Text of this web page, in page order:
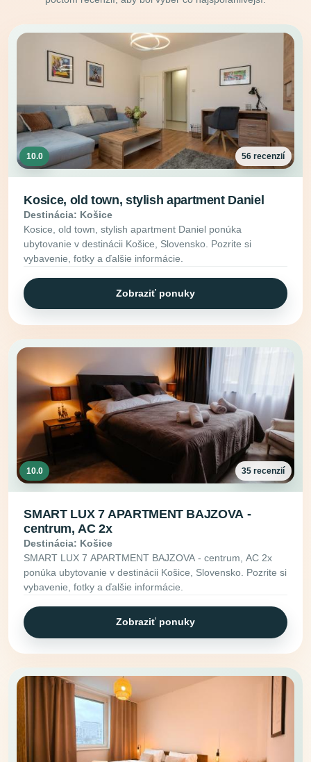
10.0 56 recenzií
Kosice, old town, stylish apartment Daniel
Destinácia: Košice
Kosice, old town, stylish apartment Daniel ponúka
ubytovanie v destinácii Košice, Slovensko. Pozrite si
vybavenie, fotky a ďalšie informácie.
Zobraziť ponuky
10.0 35 recenzií
SMART LUX 7 APARTMENT BAJZOVA -
centrum, AC 2x
Destinácia: Košice
SMART LUX 7 APARTMENT BAJZOVA - centrum, AC 2x
ponúka ubytovanie v destinácii Košice, Slovensko. Pozrite si
vybavenie, fotky a ďalšie informácie.
Zobraziť ponuky